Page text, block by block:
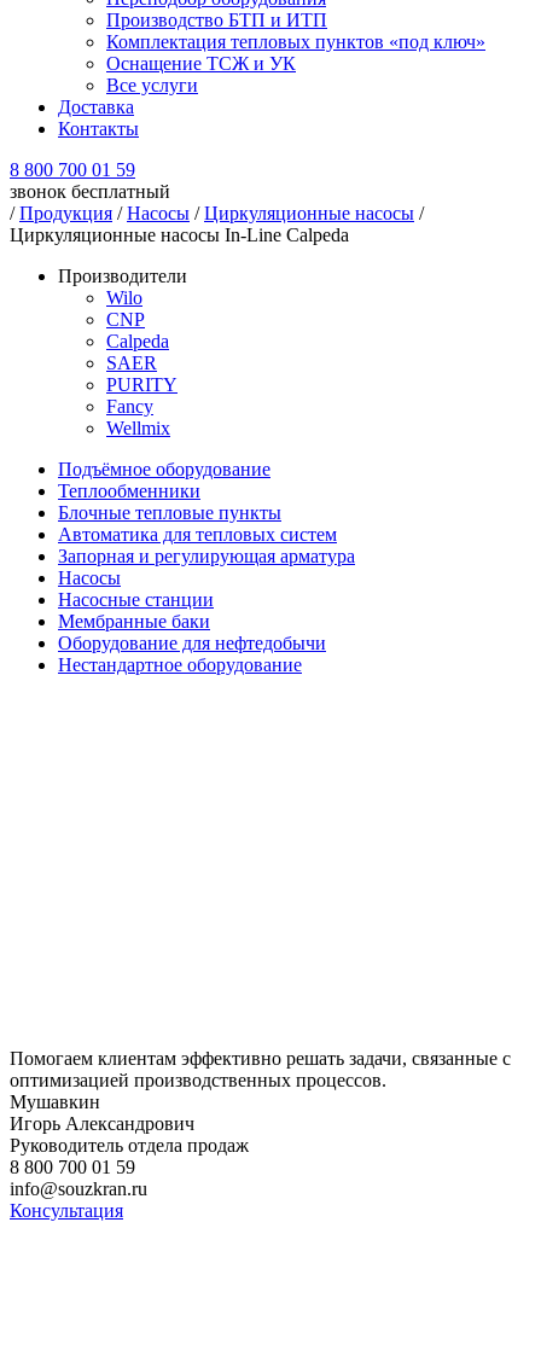
Производство БТП и ИТП
Комплектация тепловых пунктов «под ключ»
Оснащение ТСЖ и УК
Все услуги
Доставка
Контакты
8 800 700 01 59
звонок бесплатный
/Продукция /Насосы /Циркуляционные насосы /
Циркуляционные насосы In-Line Calpeda
Производители
Wilo
CNP
Calpeda
SAER
PURITY
Fancy
Wellmix
Подъёмное оборудование
Теплообменники
Блочные тепловые пункты
Автоматика для тепловых систем
Запорная и регулирующая арматура
Насосы
Насосные станции
Мембранные баки
Оборудование для нефтедобычи
Нестандартное оборудование
Помогаем клиентам эффективно решать задачи, связанные с
оптимизацией производственных процессов.
Мушавкин
Игорь Александрович
Руководитель отдела продаж
8 800 700 01 59
info@souzkran.ru
Консультация